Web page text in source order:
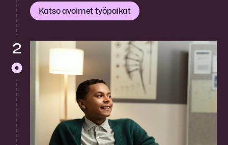
Katso avoimet työpaikat
2